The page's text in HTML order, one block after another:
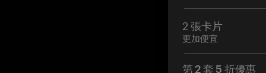
2 張卡片
更加便宜
第 2 套 5 折優惠